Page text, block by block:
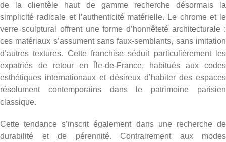
de la clientèle haut de gamme recherche désormais la
simplicité radicale et l’authenticité matérielle. Le chrome et le
verre sculptural offrent une forme d’honnêteté architecturale :
ces matériaux s’assument sans faux-semblants, sans imitation
d’autres textures. Cette franchise séduit particulièrement les
expatriés de retour en Île-de-France, habitués aux codes
esthétiques internationaux et désireux d’habiter des espaces
résolument contemporains dans le patrimoine parisien
classique.
Cette tendance s’inscrit également dans une recherche de
durabilité et de pérennité. Contrairement aux modes